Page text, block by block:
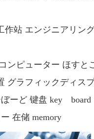
作站 エンジニアリン
ンピューター ほす
グラフィックディ
ーど 键盘 key board
在储 memory